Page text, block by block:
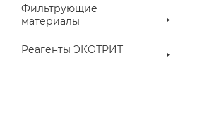
Фильтрующие
материалы
Реагенты ЭКОТРИТ